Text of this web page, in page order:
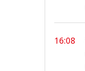
16:08